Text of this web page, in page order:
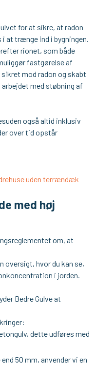
for at sikre, at radon
i at trænge ind i bygningen.
rionet, som både
fastgørelse af
mod radon og skabt
med støbning af
også altid inklusiv
over tid opstår
uden terrændæk
med høj
om, at
oversigt, hvor du kan se,
i jorden.
Bedre Gulve at
dette udføres med
50 mm, anvender vi en